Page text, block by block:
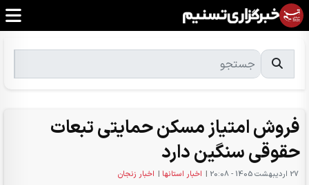
فروش امتیاز مسکن حمایتی تبعات
حقوقی سنگین دارد
27 ارديبهشت 1405 - 20:08 | اخبار استانها | اخبار زنجان